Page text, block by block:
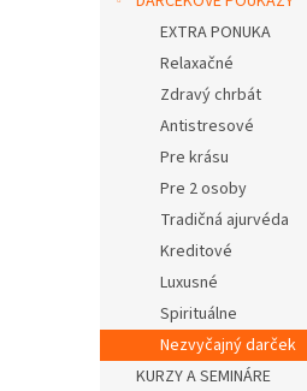
EXTRA PONUKA
Relaxačné
Zdravý chrbát
Antistresové
Pre krásu
Pre 2 osoby
Tradičná ajurvéda
Kreditové
Luxusné
Spirituálne
Nezvyčajný darček
KURZY A SEMINÁRE